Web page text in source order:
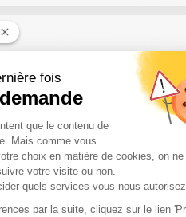
Vely, Lionel Haberlé,
Benz fête ses 100 ans et
Cailliot, Didier